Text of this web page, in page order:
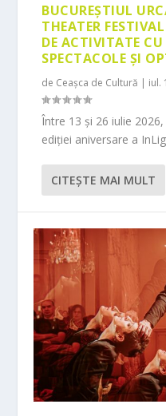
BUCUREȘTIUL
THEATER
DE ACTIVITATE CU
SPECTACOLE ȘI
de Ceașca de Cultură | iul.
Între 13 și 26 iulie
ediției aniversare a
CITEŞTE MAI MULT